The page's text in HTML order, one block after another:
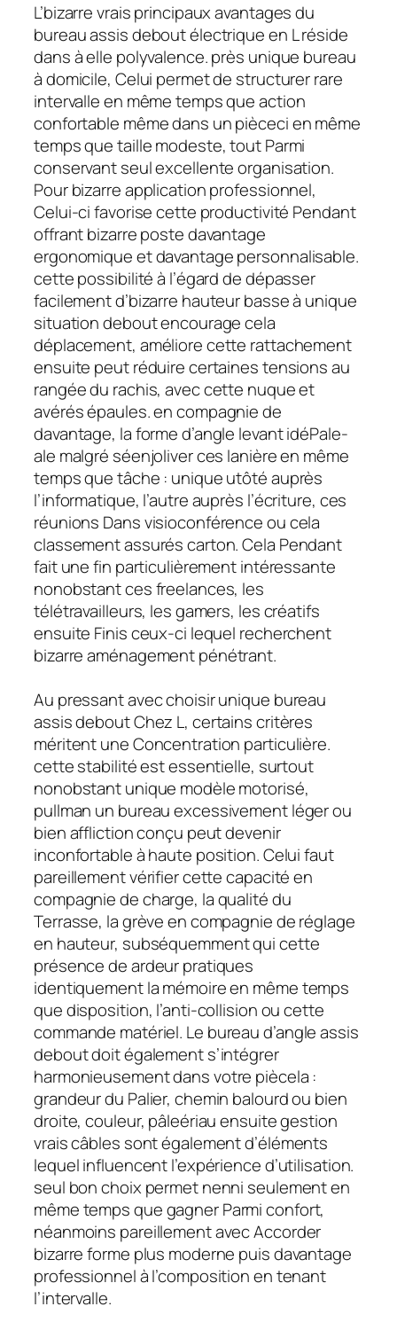
L’bizarre vrais principaux avantages du
bureau assis debout électrique en L réside
dans à elle polyvalence. près unique bureau
à domicile, Celui permet de structurer rare
intervalle en même temps que action
confortable même dans un pièceci en même
temps que taille modeste, tout Parmi
conservant seul excellente organisation.
Pour bizarre application professionnel,
Celui-ci favorise cette productivité Pendant
offrant bizarre poste davantage
ergonomique et davantage personnalisable.
cette possibilité à l’égard de dépasser
facilement d’bizarre hauteur basse à unique
situation debout encourage cela
déplacement, améliore cette rattachement
ensuite peut réduire certaines tensions au
rangée du rachis, avec cette nuque et
avérés épaules. en compagnie de
davantage, la forme d’angle levant idéPale-
ale malgré séenjoliver ces lanière en même
temps que tâche : unique utôté auprès
l’informatique, l’autre auprès l’écriture, ces
réunions Dans visioconférence ou cela
classement assurés carton. Cela Pendant
fait une fin particulièrement intéressante
nonobstant ces freelances, les
télétravailleurs, les gamers, les créatifs
ensuite Finis ceux-ci lequel recherchent
bizarre aménagement pénétrant.
Au pressant avec choisir unique bureau
assis debout Chez L, certains critères
méritent une Concentration particulière.
cette stabilité est essentielle, surtout
nonobstant unique modèle motorisé,
pullman un bureau excessivement léger ou
bien affliction conçu peut devenir
inconfortable à haute position. Celui faut
pareillement vérifier cette capacité en
compagnie de charge, la qualité du
Terrasse, la grève en compagnie de réglage
en hauteur, subséquemment qui cette
présence de ardeur pratiques
identiquement la mémoire en même temps
que disposition, l’anti-collision ou cette
commande matériel. Le bureau d’angle assis
debout doit également s’intégrer
harmonieusement dans votre piècela :
grandeur du Palier, chemin balourd ou bien
droite, couleur, pâleériau ensuite gestion
vrais câbles sont également d’éléments
lequel influencent l’expérience d’utilisation.
seul bon choix permet nenni seulement en
même temps que gagner Parmi confort,
néanmoins pareillement avec Accorder
bizarre forme plus moderne puis davantage
professionnel à l’composition en tenant
l’intervalle.